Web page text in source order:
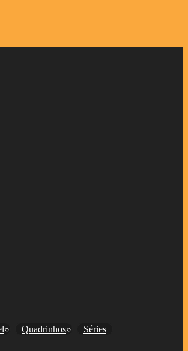
Quadrinhos Séries